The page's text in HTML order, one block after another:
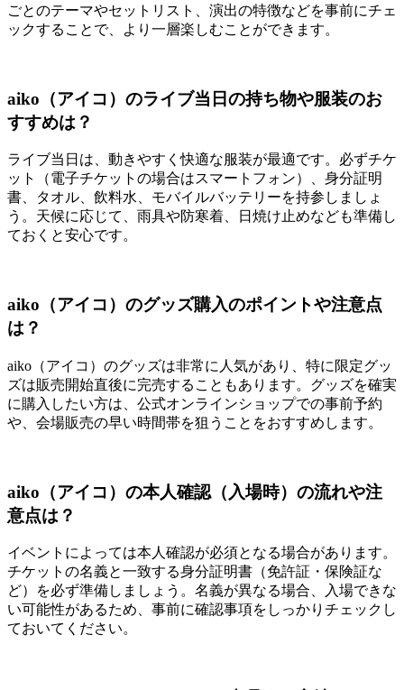
ごとのテーマやセットリスト、演出の特徴などを事前にチェ
ックすることで、より一層楽しむことができます。
aiko（アイコ）のライブ当日の持ち物や服装のお
すすめは？
ライブ当日は、動きやすく快適な服装が最適です。必ずチケ
ット（電子チケットの場合はスマートフォン）、身分証明
書、タオル、飲料水、モバイルバッテリーを持参しましょ
う。天候に応じて、雨具や防寒着、日焼け止めなども準備し
ておくと安心です。
aiko（アイコ）のグッズ購入のポイントや注意点
は？
aiko（アイコ）のグッズは非常に人気があり、特に限定グッ
ズは販売開始直後に完売することもあります。グッズを確実
に購入したい方は、公式オンラインショップでの事前予約
や、会場販売の早い時間帯を狙うことをおすすめします。
aiko（アイコ）の本人確認（入場時）の流れや注
意点は？
イベントによっては本人確認が必須となる場合があります。
チケットの名義と一致する身分証明書（免許証・保険証な
ど）を必ず準備しましょう。名義が異なる場合、入場できな
い可能性があるため、事前に確認事項をしっかりチェックし
ておいてください。